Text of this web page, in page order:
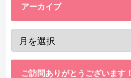
アーカイブ
ご訪問ありがとうございます！